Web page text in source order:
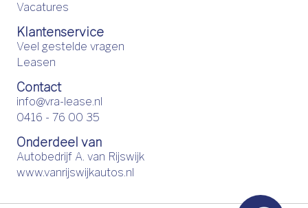
Vacatures
Klantenservice
Veel gestelde vragen
Leasen
Contact
info@vra-lease.nl
0416 - 76 00 35
Onderdeel van
Autobedrijf A. van Rijswijk
www.vanrijswijkautos.nl